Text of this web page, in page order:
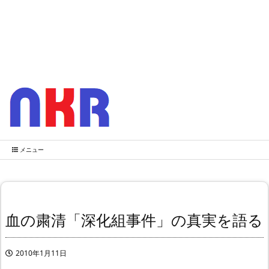
メニュー
血の粛清「深化組事件」の真実を語る
2010年1月11日